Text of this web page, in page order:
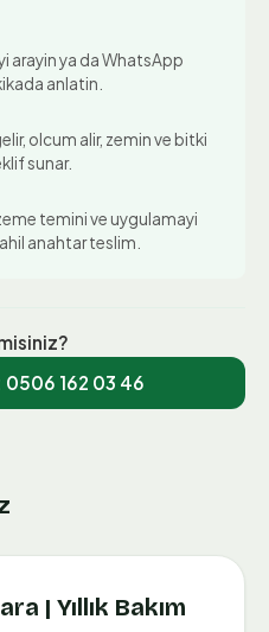
arayin ya da WhatsApp
anlatin.
olcum alir, zemin ve bitki
sunar.
temini ve uygulamayi
anahtar teslim.
0506 162 03 46
| Yıllık Bakım